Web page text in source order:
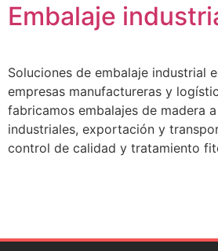
Embalaje
Soluciones de embalaje industrial
empresas manufactureras y
fabricamos embalajes de madera
industriales, exportación y
control de calidad y tratamiento